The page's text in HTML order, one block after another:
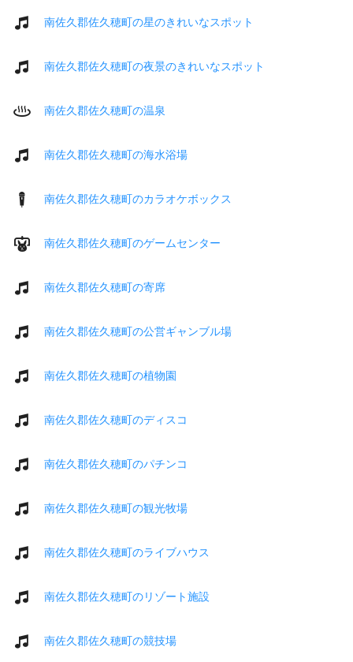
南佐久郡佐久穂町の星のきれいなスポット
南佐久郡佐久穂町の夜景のきれいなスポット
南佐久郡佐久穂町の温泉
南佐久郡佐久穂町の海水浴場
南佐久郡佐久穂町のカラオケボックス
南佐久郡佐久穂町のゲームセンター
南佐久郡佐久穂町の寄席
南佐久郡佐久穂町の公営ギャンブル場
南佐久郡佐久穂町の植物園
南佐久郡佐久穂町のディスコ
南佐久郡佐久穂町のパチンコ
南佐久郡佐久穂町の観光牧場
南佐久郡佐久穂町のライブハウス
南佐久郡佐久穂町のリゾート施設
南佐久郡佐久穂町の競技場